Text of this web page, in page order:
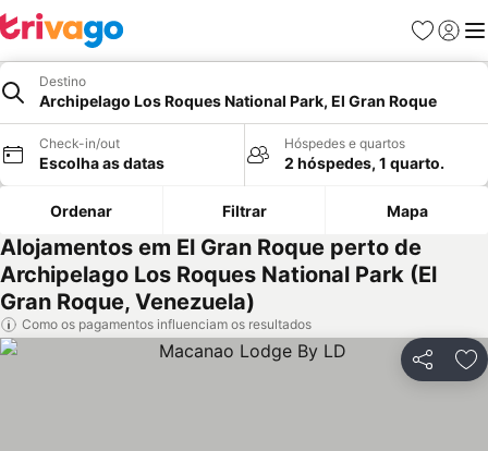
Favoritos
Iniciar
Destino
Archipelago Los Roques National Park, El Gran Roque
Check-in/out
Escolha as datas
Hóspedes e quartos
2 hóspedes, 1 quarto.
Ordenar Filtrar Mapa
Alojamentos em El Gran Roque perto de
Archipelago Los Roques National Park (El
Gran Roque, Venezuela)
Como os pagamentos influenciam os resultados
Partilhar